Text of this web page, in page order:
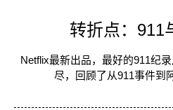
转折点：911
Netflix最新出品，最好的911纪
尽，回顾了从911事件到